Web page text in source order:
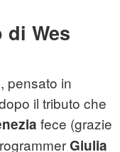
Wes
pensato in
il tributo che
fece (grazie
Giulia